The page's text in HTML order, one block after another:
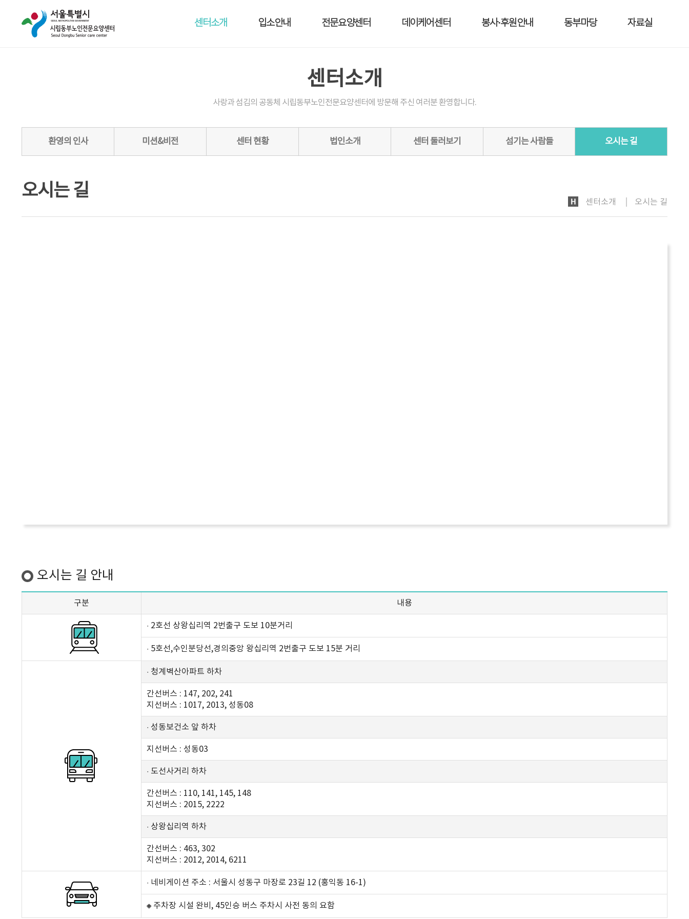
센터소개 입소안내 전문요양센터 데이케어센터 봉사·후원안내 동부마당 자료실
센터소개
사랑과 섬김의 공동체 시립동부노인전문요양센터에 방문해 주신 여러분 환영합니다.
환영의 인사 미션&비전 센터 현황 법인소개 센터 둘러보기 섬기는 사람들 오시는 길
오시는 길 HOME
센터소개 오시는 길
오시는 길 안내
구분 내용
· 2호선 상왕십리역 2번출구 도보 10분거리
· 5호선,수인분당선,경의중앙 왕십리역 2번출구 도보 15분 거리
· 청계벽산아파트 하차
간선버스 : 147, 202, 241
지선버스 : 1017, 2013, 성동08
· 성동보건소 앞 하차
지선버스 : 성동03
· 도선사거리 하차
간선버스 : 110, 141, 145, 148
지선버스 : 2015, 2222
· 상왕십리역 하차
간선버스 : 463, 302
지선버스 : 2012, 2014, 6211
· 네비게이션 주소 : 서울시 성동구 마장로 23길 12 (홍익동 16-1)
※ 주차장 시설 완비, 45인승 버스 주차시 사전 동의 요함